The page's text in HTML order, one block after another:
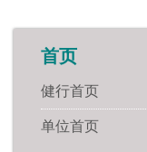
首页
健行首页
单位首页